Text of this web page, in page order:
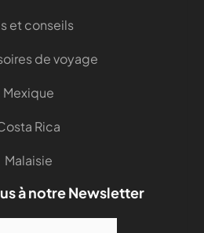
et conseils
de voyage
Mexique
Rica
Malaisie
à notre Newsletter